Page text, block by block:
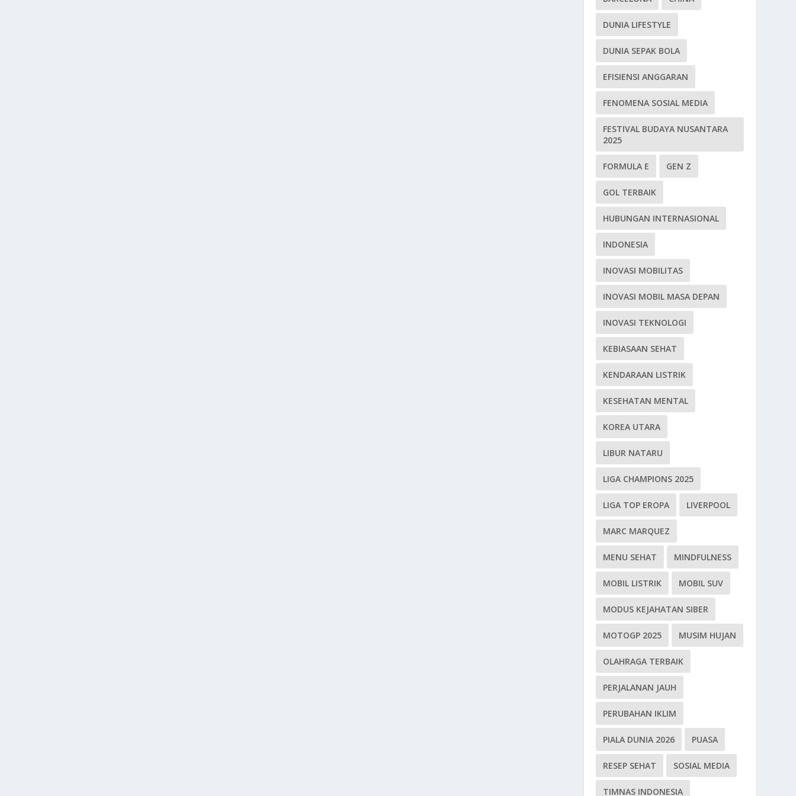
DUNIA LIFESTYLE
DUNIA SEPAK BOLA
EFISIENSI ANGGARAN
FENOMENA SOSIAL MEDIA
FESTIVAL BUDAYA NUSANTARA
2025
FORMULA E GEN Z
GOL TERBAIK
HUBUNGAN INTERNASIONAL
INDONESIA
INOVASI MOBILITAS
INOVASI MOBIL MASA DEPAN
INOVASI TEKNOLOGI
KEBIASAAN SEHAT
KENDARAAN LISTRIK
KESEHATAN MENTAL
KOREA UTARA
LIBUR NATARU
LIGA CHAMPIONS 2025
LIGA TOP EROPA LIVERPOOL
MARC MARQUEZ
MENU SEHAT MINDFULNESS
MOBIL LISTRIK MOBIL SUV
MODUS KEJAHATAN SIBER
MOTOGP 2025 MUSIM HUJAN
OLAHRAGA TERBAIK
PERJALANAN JAUH
PERUBAHAN IKLIM
PIALA DUNIA 2026 PUASA
RESEP SEHAT SOSIAL MEDIA
TIMNAS INDONESIA